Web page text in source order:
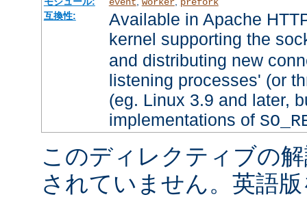
互換性:
Available in Apache
kernel supporting the
and distributing new
listening processes' (or
(eg. Linux 3.9 and later,
implementations of
このディレクティブの
されていません。英語